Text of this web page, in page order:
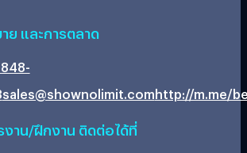
ย และการตลาด
sales@shownolimit.comhttp://m.me/
งาน/ฝึกงาน ติดต่อได้ที่